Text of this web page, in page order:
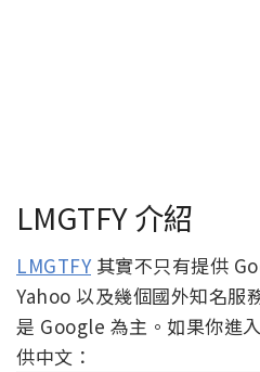
LMGTFY 介紹
LMGTFY 其實不只有提供
Yahoo 以及幾個國外知名服
是 Google 為主。如果你進
供中文：